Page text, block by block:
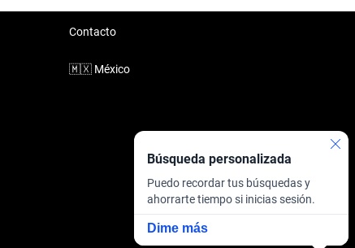
Búsqueda personalizada
Puedo recordar tus búsquedas y
ahorrarte tiempo si inicias sesión.
Dime más
Contacto
🇲🇽 México